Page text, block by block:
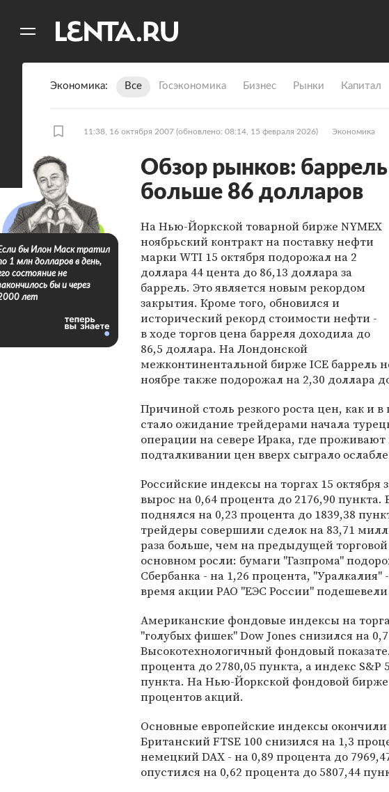
Экономика Все Госэкономика Бизнес Рынки Капитал
11:38, 16 октября 2007 (обновлено: 08:14, 15 февраля 2026) Экономика
Обзор рынков:
больше 86 долларов
На Нью-Йоркской товарной бирже NYMEX
ноябрьский контракт на поставку нефти
марки WTI 15 октября подорожал на 2
доллара 44 цента до 86,13 доллара за
баррель. Это является новым рекордом
закрытия. Кроме того, обновился и
исторический рекорд стоимости нефти -
в ходе торгов цена барреля доходила до
86,5 доллара. На Лондонской
межконтинентальной бирже ICE баррель
ноябре также подорожал на 2,30 доллара
Причиной столь резкого роста цен, как и
стало ожидание трейдерами начала
операции на севере Ирака, где
подталкивании цен вверх сыграло
Российские индексы на торгах 15
вырос на 0,64 процента до 2176,90
поднялся на 0,23 процента до 1839,38
трейдеры совершили сделок на 83,71
раза больше, чем на предыдущей
основном росли: бумаги "Газпрома"
Сбербанка - на 1,26 процента, "Уралкалия"
время акции РАО "ЕЭС России"
Американские фондовые индексы на
"голубых фишек" Dow Jones снизился на
Высокотехнологичный фондовый
процента до 2780,05 пункта, а индекс S&P
пункта. На Нью-Йоркской фондовой бирже
процентов акций.
Основные европейские индексы
Британский FTSE 100 снизился на 1,3
немецкий DAX - на 0,89 процента до
опустился на 0,62 процента до 5807,44
бы Илон Маск тратил
1 млн долларов в день,
состояние не
бы и через
лет